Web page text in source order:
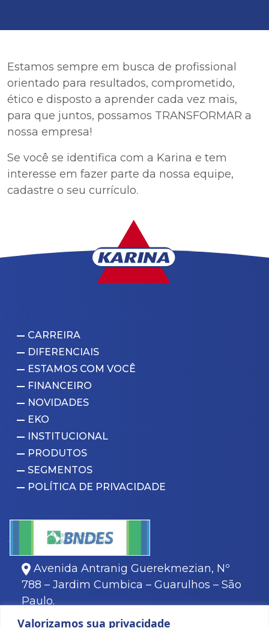
Valorizamos sua privacidade
Estamos sempre em busca de profissional
orientado para resultados, comprometido,
ético e disposto a aprender cada vez mais,
para que juntos, possamos TRANSFORMAR a
nossa empresa!
Se você se identifica com a Karina e tem
interesse em fazer parte da nossa equipe,
cadastre o seu currículo.
Avenida Antranig Guerekmezian, Nº
788 – Jardim Cumbica – Guarulhos – São
Paulo.
113466-8000
CARREIRA
DIFERENCIAIS
ESTAMOS COM VOCÊ
FINANCEIRO
NOVIDADES
EKO
INSTITUCIONAL
PRODUTOS
SEGMENTOS
POLÍTICA DE PRIVACIDADE